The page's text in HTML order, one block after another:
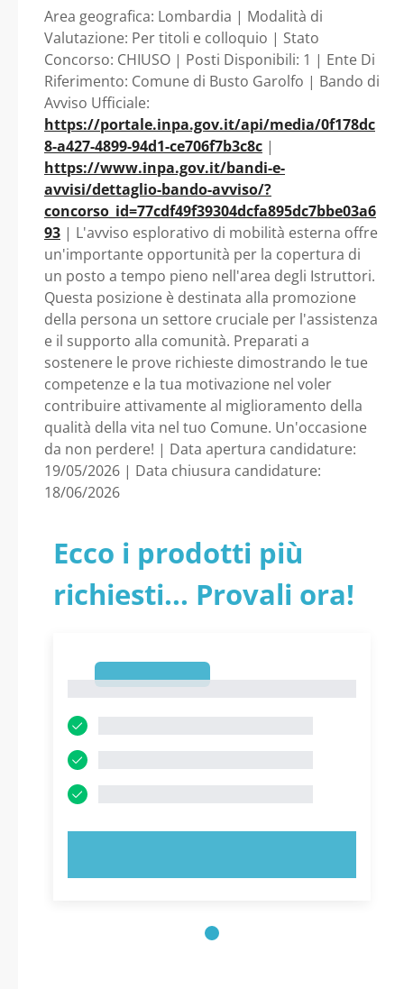
L’AREA PROMOZIONE
DELLA PERSONA. -
Lombardia - Comune
di Busto Garolfo
Area geografica: Lombardia | Modalità di
Valutazione: Per titoli e colloquio | Stato
Concorso: CHIUSO | Posti Disponibili: 1 | Ente Di
Riferimento: Comune di Busto Garolfo | Bando di
Avviso Ufficiale:
https://portale.inpa.gov.it/api/media/0f178dc
8-a427-4899-94d1-ce706f7b3c8c |
https://www.inpa.gov.it/bandi-e-
avvisi/dettaglio-bando-avviso/?
concorso_id=77cdf49f39304dcfa895dc7bbe03a6
93 | L'avviso esplorativo di mobilità esterna offre
un'importante opportunità per la copertura di
un posto a tempo pieno nell'area degli Istruttori.
Questa posizione è destinata alla promozione
della persona un settore cruciale per l'assistenza
e il supporto alla comunità. Preparati a
sostenere le prove richieste dimostrando le tue
competenze e la tua motivazione nel voler
contribuire attivamente al miglioramento della
qualità della vita nel tuo Comune. Un'occasione
da non perdere! | Data apertura candidature:
19/05/2026 | Data chiusura candidature:
18/06/2026
Ecco i prodotti più
richiesti... Provali ora!